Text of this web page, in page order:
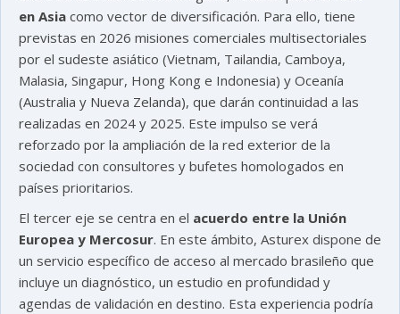
en Asia como vector de diversificación. Para ello, tiene
previstas en 2026 misiones comerciales multisectoriales
por el sudeste asiático (Vietnam, Tailandia, Camboya,
Malasia, Singapur, Hong Kong e Indonesia) y Oceanía
(Australia y Nueva Zelanda), que darán continuidad a las
realizadas en 2024 y 2025. Este impulso se verá
reforzado por la ampliación de la red exterior de la
sociedad con consultores y bufetes homologados en
países prioritarios.
El tercer eje se centra en el acuerdo entre la Unión
Europea y Mercosur. En este ámbito, Asturex dispone de
un servicio específico de acceso al mercado brasileño que
incluye un diagnóstico, un estudio en profundidad y
agendas de validación en destino. Esta experiencia podría